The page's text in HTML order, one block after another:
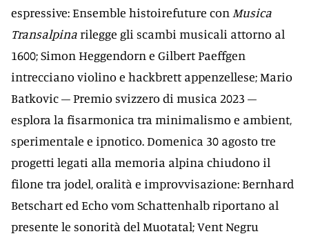
espressive: Ensemble histoirefuture con Musica
Transalpinarilegge gli scambi musicali attorno al
1600; Simon Heggendorn e Gilbert Paeffgen
intrecciano violino e hackbrett appenzellese; Mario
Batkovic – Premio svizzero di musica 2023 –
esplora la fisarmonica tra minimalismo e ambient,
sperimentale e ipnotico. Domenica 30 agosto tre
progetti legati alla memoria alpina chiudono il
filone tra jodel, oralità e improvvisazione: Bernhard
Betschart ed Echo vom Schattenhalb riportano al
presente le sonorità del Muotatal; Vent Negru